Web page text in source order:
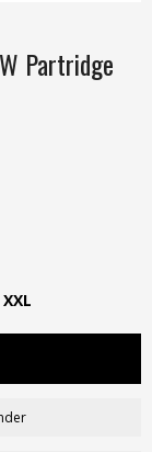
Partridge
XXL